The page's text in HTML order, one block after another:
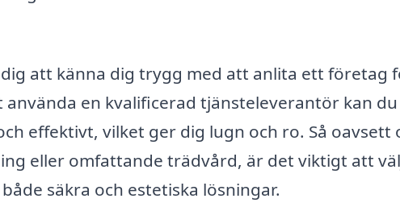
att känna dig trygg med att anlita ett företag
använda en kvalificerad tjänsteleverantör kan
effektivt, vilket ger dig lugn och ro. Så oavsett
eller omfattande trädvård, är det viktigt att
säkra och estetiska lösningar.